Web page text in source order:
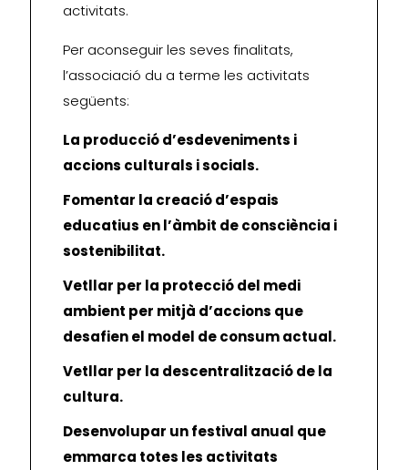
activitats.
Per aconseguir les seves finalitats,
l’associació du a terme les activitats
següents:
La producció d’esdeveniments i
accions culturals i socials.
Fomentar la creació d’espais
educatius en l’àmbit de consciència i
sostenibilitat.
Vetllar per la protecció del medi
ambient per mitjà d’accions que
desafien el model de consum actual.
Vetllar per la descentralització de la
cultura.
Desenvolupar un festival anual que
emmarca totes les activitats